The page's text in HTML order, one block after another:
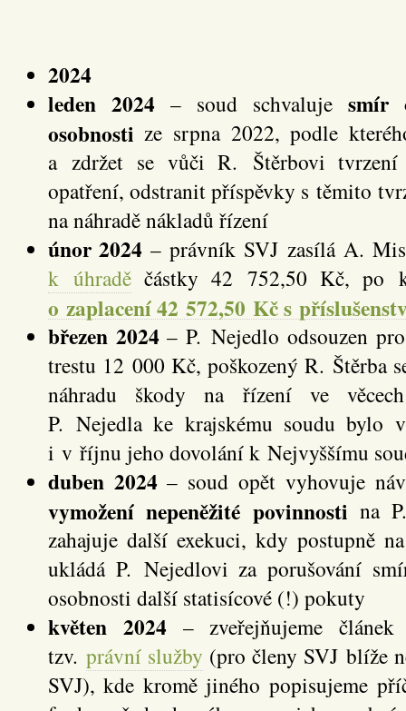
2024
leden 2024 – soud schvaluje smír
osobnosti ze srpna 2022, podle
a zdržet se vůči R. Štěrbovi tvrzení
opatření, odstranit příspěvky s těmito
na náhradě nákladů řízení
únor 2024 – právník SVJ zasílá A.
k úhraděčástky 42 752,50 Kč, po
o zaplacení 42 572,50 Kč s
březen 2024 – P. Nejedlo odsouzen
trestu 12 000 Kč, poškozený R. Štěrba
náhradu škody na řízení ve
P. Nejedla ke krajskému soudu bylo
i v říjnu jeho dovolání k Nejvyššímu
duben 2024 – soud opět vyhovuje
vymožení nepeněžité povinnosti na
zahajuje další exekuci, kdy postupně
ukládá P. Nejedlovi za porušování
osobnosti další statisícové (!) pokuty
květen 2024 – zveřejňujeme
tzv. právní služby (pro členy SVJ blíže
SVJ), kde kromě jiného popisujeme